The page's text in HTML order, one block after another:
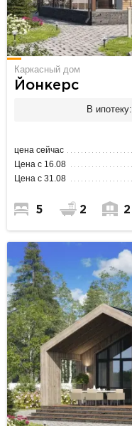
Каркасный дом
Йонкерс
В ипотеку:
цена сейчас
Цена с 16.08
Цена с 31.08
5 2 2